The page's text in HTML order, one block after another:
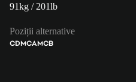
91kg / 201lb
Poziții alternative
CDMCAMCB